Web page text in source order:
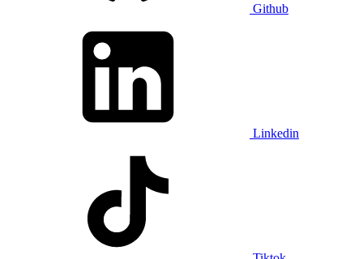
Github
Linkedin